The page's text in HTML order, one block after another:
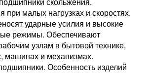
при малых нагрузках и скоростях.
ударные усилия и высокие
режимы. Обеспечивают
узлам в бытовой технике,
машинах и механизмах.
Особенность изделий